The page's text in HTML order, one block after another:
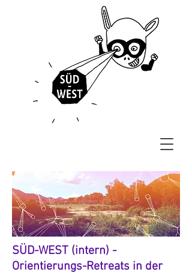
SÜD-WEST (intern) -
Orientierungs-Retreats in der